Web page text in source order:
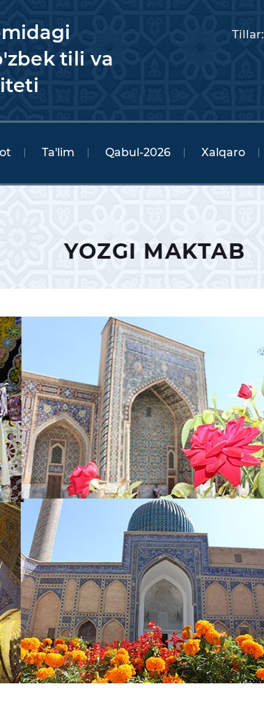
tili va
Tillar:
Ta'lim Qabul-2026 Xalqaro
YOZGI MAKTAB